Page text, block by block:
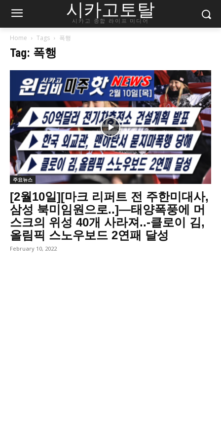
시카고토탈
시카고 종합 라이프 미디어
Home Tags 폭행
Tag: 폭행
주요뉴스
[2월10일][마크 리퍼트 전 주한미대사,
삼성 북미임원으로..]—태양폭풍에 머
스크의 위성 40개 사라져..-클로이 김,
올림픽 스노우보드 2연패 달성
February 10, 2022